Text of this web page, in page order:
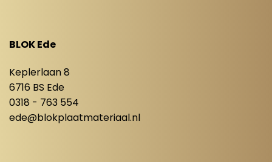
BLOK Ede
Keplerlaan 8
6716 BS Ede
0318 - 763 554
ede@blokplaatmateriaal.nl